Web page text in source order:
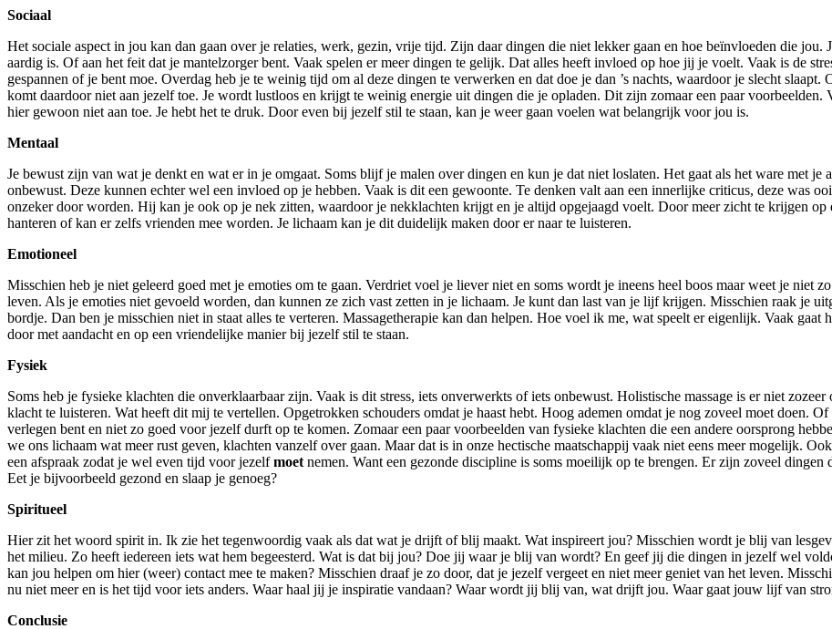
Sociaal
Het sociale aspect in jou kan dan gaan over je relaties, werk, gezin, vrije tijd. Zijn daar dingen die niet lekker gaan en hoe beïnvloeden die
aardig is. Of aan het feit dat je mantelzorger bent. Vaak spelen er meer dingen te gelijk. Dat alles heeft invloed op hoe jij je voelt. Vaak is de
gespannen of je bent moe. Overdag heb je te weinig tijd om al deze dingen te verwerken en dat doe je dan ’s nachts, waardoor je slecht
komt daardoor niet aan jezelf toe. Je wordt lustloos en krijgt te weinig energie uit dingen die je opladen. Dit zijn zomaar een paar
hier gewoon niet aan toe. Je hebt het te druk. Door even bij jezelf stil te staan, kan je weer gaan voelen wat belangrijk voor jou is.
Mentaal
Je bewust zijn van wat je denkt en wat er in je omgaat. Soms blijf je malen over dingen en kun je dat niet loslaten. Het gaat als het ware met je
onbewust. Deze kunnen echter wel een invloed op je hebben. Vaak is dit een gewoonte. Te denken valt aan een innerlijke criticus, deze was
onzeker door worden. Hij kan je ook op je nek zitten, waardoor je nekklachten krijgt en je altijd opgejaagd voelt. Door meer zicht te krijgen op
hanteren of kan er zelfs vrienden mee worden. Je lichaam kan je dit duidelijk maken door er naar te luisteren.
Emotioneel
Misschien heb je niet geleerd goed met je emoties om te gaan. Verdriet voel je liever niet en soms wordt je ineens heel boos maar weet je niet
leven. Als je emoties niet gevoeld worden, dan kunnen ze zich vast zetten in je lichaam. Je kunt dan last van je lijf krijgen. Misschien raak je
bordje. Dan ben je misschien niet in staat alles te verteren. Massagetherapie kan dan helpen. Hoe voel ik me, wat speelt er eigenlijk. Vaak
door met aandacht en op een vriendelijke manier bij jezelf stil te staan.
Fysiek
Soms heb je fysieke klachten die onverklaarbaar zijn. Vaak is dit stress, iets onverwerkts of iets onbewust. Holistische massage is er niet
klacht te luisteren. Wat heeft dit mij te vertellen. Opgetrokken schouders omdat je haast hebt. Hoog ademen omdat je nog zoveel moet doen.
verlegen bent en niet zo goed voor jezelf durft op te komen. Zomaar een paar voorbeelden van fysieke klachten die een andere oorsprong
we ons lichaam wat meer rust geven, klachten vanzelf over gaan. Maar dat is in onze hectische maatschappij vaak niet eens meer mogelijk.
een afspraak zodat je wel even tijd voor jezelfmoet nemen. Want een gezonde discipline is soms moeilijk op te brengen. Er zijn zoveel
Eet je bijvoorbeeld gezond en slaap je genoeg?
Spiritueel
Hier zit het woord spirit in. Ik zie het tegenwoordig vaak als dat wat je drijft of blij maakt. Wat inspireert jou? Misschien wordt je blij van
het milieu. Zo heeft iedereen iets wat hem begeesterd. Wat is dat bij jou? Doe jij waar je blij van wordt? En geef jij die dingen in jezelf wel
kan jou helpen om hier (weer) contact mee te maken? Misschien draaf je zo door, dat je jezelf vergeet en niet meer geniet van het leven.
nu niet meer en is het tijd voor iets anders. Waar haal jij je inspiratie vandaan? Waar wordt jij blij van, wat drijft jou. Waar gaat jouw lijf van
Conclusie